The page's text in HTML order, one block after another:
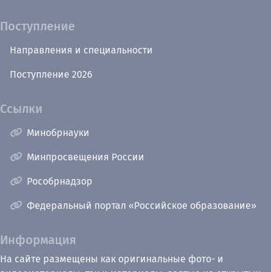
Поступление
Направления и специальности
Поступление 2026
Ссылки
Минобрнауки
Минпросвещения России
Рособрнадзор
Федеральный портал «Российское образование»
Информация
На сайте размещены как оригинальные фото- и